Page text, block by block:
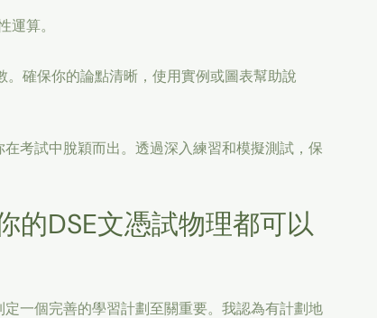
算。
確保你的論點清晰，使用實例或圖表幫助說
考試中脫穎而出。透過深入練習和模擬測試，保
的DSE文憑試物理都可以
一個完善的學習計劃至關重要。我認為有計劃地